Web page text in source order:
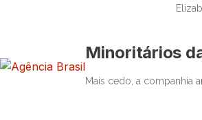
Minoritários
Mais cedo, a companhia